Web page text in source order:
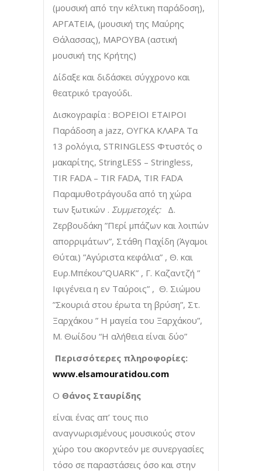
(μουσική από την κέλτικη παράδοση),
ΑΡΓΑΤΕΙΑ, (μουσική της Μαύρης
Θάλασσας), ΜΑΡΟΥΒΑ (αστική
μουσική της Κρήτης)
Δίδαξε και διδάσκει σύγχρονο και
θεατρικό τραγούδι.
Δισκογραφία : ΒΟΡΕΙΟΙ ΕΤΑΙΡΟΙ
Παράδοση a jazz, ΟΥΓΚΑ ΚΛΑΡΑ Τα
13 ρολόγια, STRINGLESS Φτυστός ο
μακαρίτης, StringLESS – Stringless,
TIR FADA – TIR FADA, TIR FADA
Παραμυθοτράγουδα από τη χώρα
των ξωτικών . Συμμετοχές:Δ.
Ζερβουδάκη ”Περί μπάζων και λοιπών
απορριμάτων”, Στάθη Παχίδη (Άγαμοι
Θύται) ”Αγύριστα κεφάλια” , Θ. και
Ευρ.Μπέκου”QUARK” , Γ. Καζαντζή ”
Ιφιγένεια η εν Ταύροις” , Θ. Σιώμου
”Σκουριά στου έρωτα τη βρύση”, Στ.
Ξαρχάκου ” Η μαγεία του Ξαρχάκου”,
M. Θωίδου “Η αλήθεια είναι δύο”
Περισσότερες πληροφορίες:
www.elsamouratidou.com
Ο Θάνος Σταυρίδης
είναι ένας απ’ τους πιο
αναγνωρισμένους μουσικούς στον
χώρο του ακορντεόν με συνεργασίες
τόσο σε παραστάσεις όσο και στην